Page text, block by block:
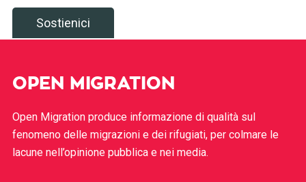
Sostienici
OPEN MIGRATION
Open Migration produce informazione di qualità sul
fenomeno delle migrazioni e dei rifugiati, per colmare le
lacune nell’opinione pubblica e nei media.